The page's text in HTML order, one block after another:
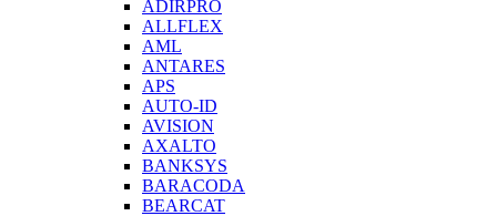
ADIRPRO
ALLFLEX
AML
ANTARES
APS
AUTO-ID
AVISION
AXALTO
BANKSYS
BARACODA
BEARCAT